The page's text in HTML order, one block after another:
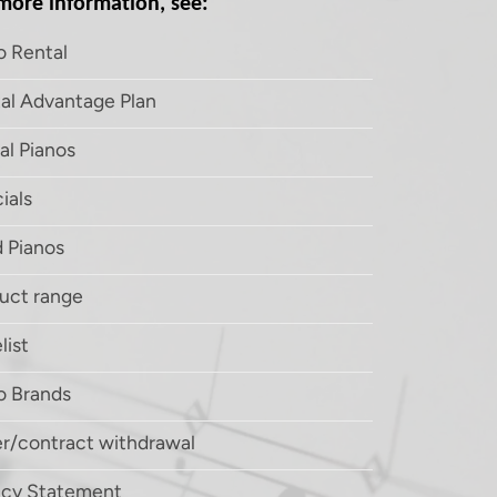
Rental
Advantage Plan
Pianos
Pianos
range
Brands
contract withdrawal
Statement